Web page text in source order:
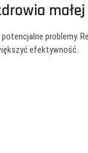
problemy.
efektywność.